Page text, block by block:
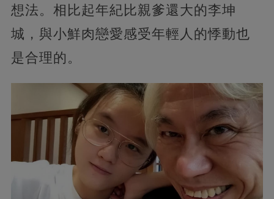
想法。相比起年紀比親爹還大的李坤
城，與小鮮肉戀愛感受年輕人的悸動也
是合理的。